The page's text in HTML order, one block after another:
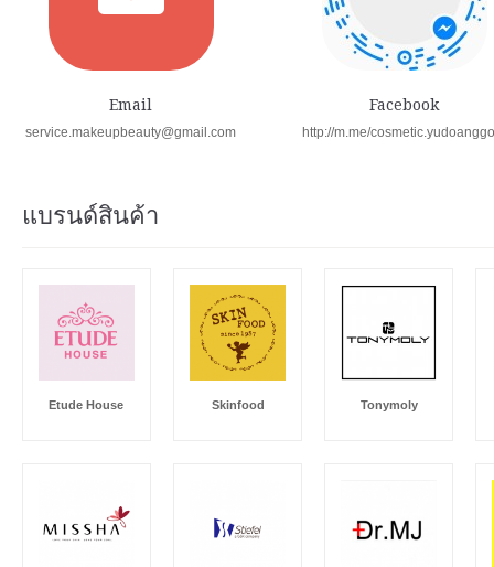
Email
service.makeupbeauty@gmail.com
Facebook
http://m.me/
แบรนด์สินค้า
Etude House Skinfood Tonymoly